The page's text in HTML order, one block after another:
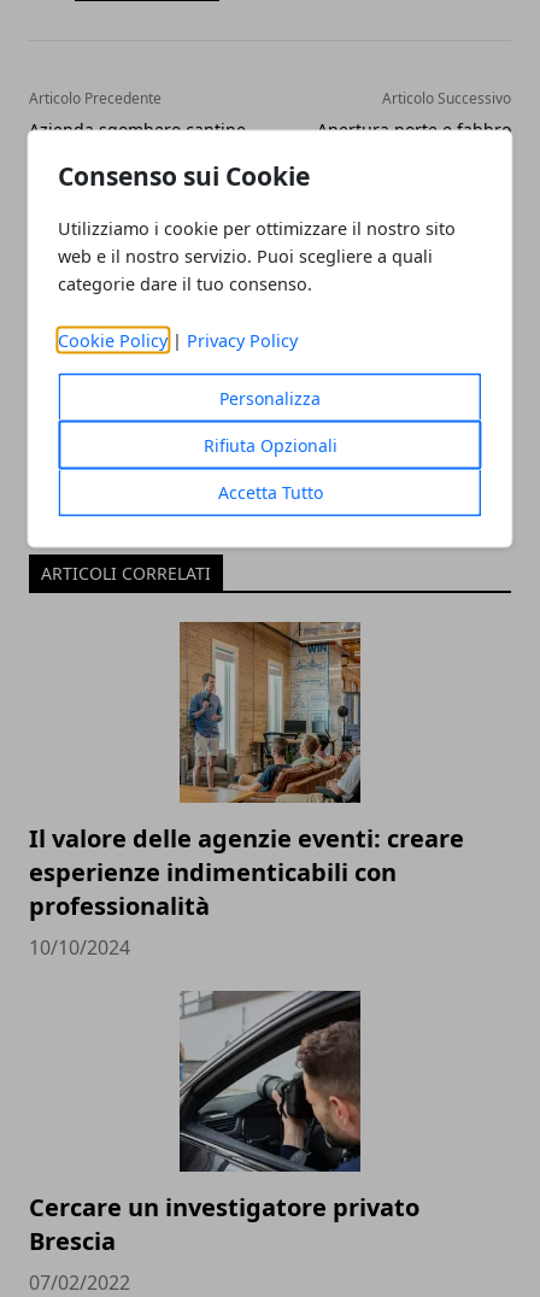
Consenso sui Cookie
Utilizziamo i cookie per ottimizzare il nostro sito
web e il nostro servizio. Puoi scegliere a quali
categorie dare il tuo consenso.
Cookie Policy | Privacy Policy
Personalizza
Rifiuta Opzionali
Accetta Tutto
Articolo Precedente
Azienda sgombero cantine
Articolo Successivo
Apertura porte e fabbro
Redazione
ARTICOLI CORRELATI
Il valore delle agenzie eventi: creare
esperienze indimenticabili con
professionalità
10/10/2024
Cercare un investigatore privato
Brescia
07/02/2022